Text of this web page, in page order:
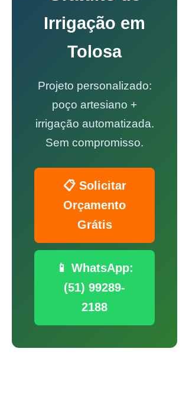
Irrigação em
Tolosa
Projeto personalizado:
poço artesiano +
irrigação automatizada.
Sem compromisso.
📋 Solicitar
Orçamento
Grátis
📱 WhatsApp:
(51) 99289-
2188